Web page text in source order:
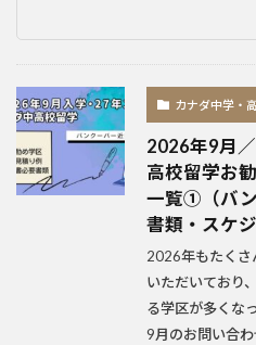
カナダ中学・
2026年9月
高校留学お
一覧①（バ
書類・スケ
2026年もたくさ
いただいており
る学区が多くな
9月のお問い合